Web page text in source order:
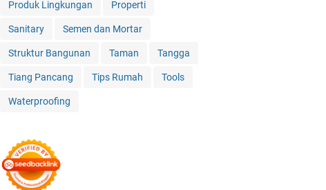
Produk Lingkungan Properti
Sanitary Semen dan Mortar
Struktur Bangunan Taman Tangga
Tiang Pancang Tips Rumah Tools
Waterproofing